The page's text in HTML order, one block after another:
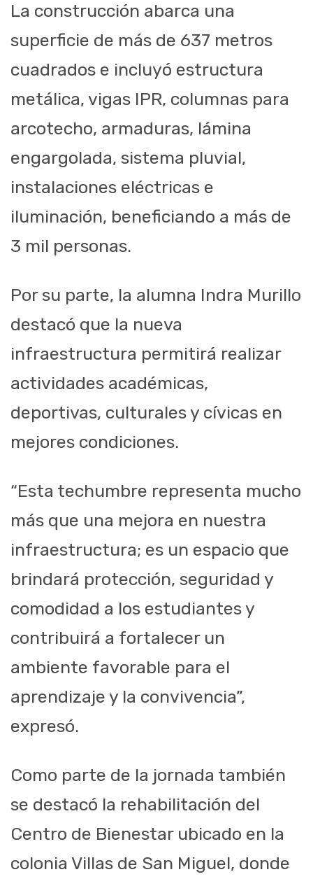
La construcción abarca una
superficie de más de 637 metros
cuadrados e incluyó estructura
metálica, vigas IPR, columnas para
arcotecho, armaduras, lámina
engargolada, sistema pluvial,
instalaciones eléctricas e
iluminación, beneficiando a más de
3 mil personas.
Por su parte, la alumna Indra Murillo
destacó que la nueva
infraestructura permitirá realizar
actividades académicas,
deportivas, culturales y cívicas en
mejores condiciones.
“Esta techumbre representa mucho
más que una mejora en nuestra
infraestructura; es un espacio que
brindará protección, seguridad y
comodidad a los estudiantes y
contribuirá a fortalecer un
ambiente favorable para el
aprendizaje y la convivencia”,
expresó.
Como parte de la jornada también
se destacó la rehabilitación del
Centro de Bienestar ubicado en la
colonia Villas de San Miguel, donde